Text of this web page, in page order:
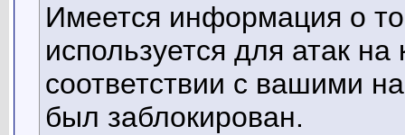
Имеется информация о
используется для атак
соответствии с вашими
был заблокирован.